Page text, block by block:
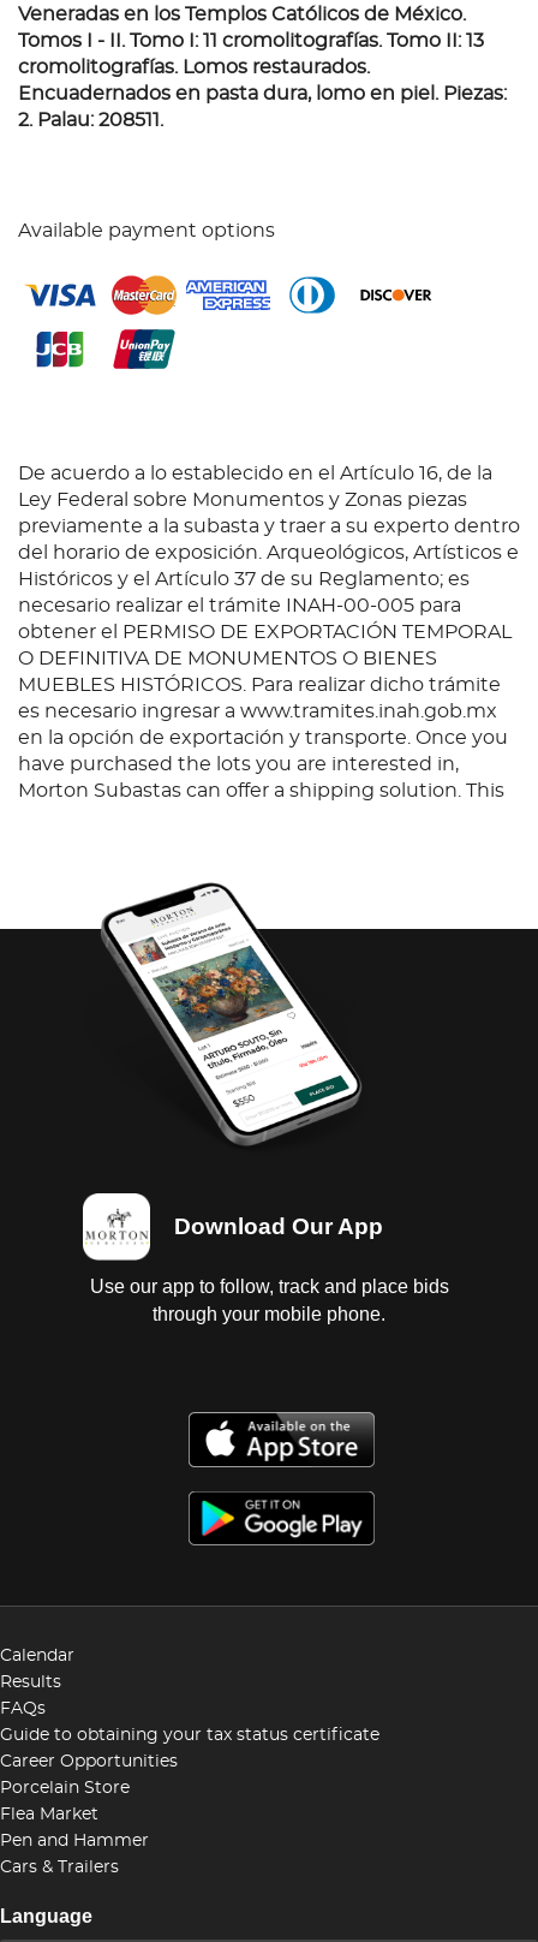
Veneradas en los Templos Católicos de México.
Tomos I - II. Tomo I: 11 cromolitografías. Tomo II: 13
cromolitografías. Lomos restaurados.
Encuadernados en pasta dura, lomo en piel. Piezas:
2. Palau: 208511.
Available payment options
De acuerdo a lo establecido en el Artículo 16, de la
Ley Federal sobre Monumentos y Zonas piezas
previamente a la subasta y traer a su experto dentro
del horario de exposición. Arqueológicos, Artísticos e
Históricos y el Artículo 37 de su Reglamento; es
necesario realizar el trámite INAH-00-005 para
obtener el PERMISO DE EXPORTACIÓN TEMPORAL
O DEFINITIVA DE MONUMENTOS O BIENES
MUEBLES HISTÓRICOS. Para realizar dicho trámite
es necesario ingresar a www.tramites.inah.gob.mx
en la opción de exportación y transporte. Once you
have purchased the lots you are interested in,
Morton Subastas can offer a shipping solution. This
Download Our App
Use our app to follow, track and place bids
through your mobile phone.
Calendar
Results
FAQs
Guide to obtaining your tax status certificate
Career Opportunities
Porcelain Store
Flea Market
Pen and Hammer
Cars & Trailers
Language